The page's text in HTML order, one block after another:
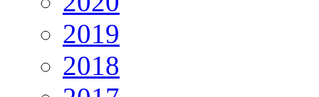
2019
2018